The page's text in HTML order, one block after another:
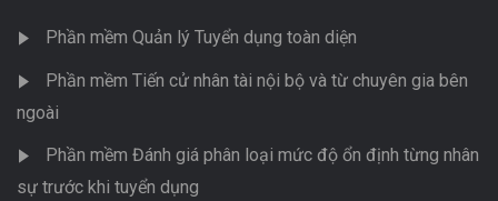
Phần mềm Quản lý Tuyển dụng toàn diện
Phần mềm Tiến cử nhân tài nội bộ và từ chuyên gia bên
ngoài
Phần mềm Đánh giá phân loại mức độ ổn định từng nhân
sự trước khi tuyển dụng